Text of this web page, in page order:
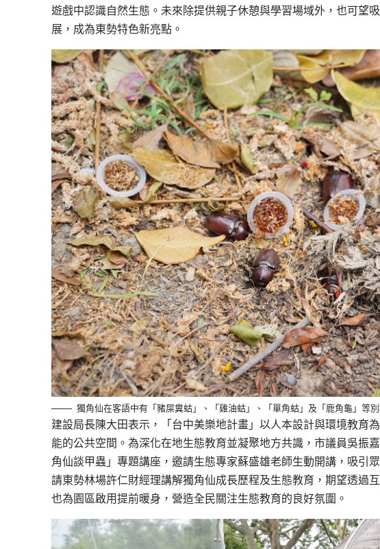
遊戲中認識自然生態。未來除提供親子休憩與學習場域外，也可望
展，成為東勢特色新亮點。
獨角仙在客語中有「豬屎糞蛄」、「雞油蛄」、「單角蛄」及「鹿角龜」等
建設局長陳大田表示，「台中美樂地計畫」以人本設計與環境教育
能的公共空間。為深化在地生態教育並凝聚地方共識，市議員吳振
角仙談甲蟲」專題講座，邀請生態專家蘇盛雄老師生動開講，吸引
請東勢林場許仁財經理講解獨角仙成長歷程及生態教育，期望透過
也為園區啟用提前暖身，營造全民關注生態教育的良好氛圍。